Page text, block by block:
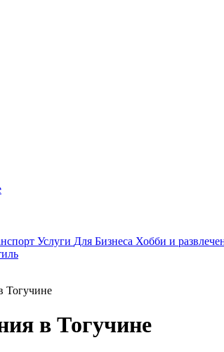
Услуги Для Бизнеса Хобби и
Тогучине
в Тогучине